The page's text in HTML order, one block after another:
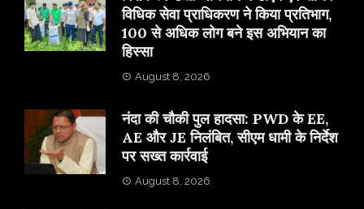
विधिक सेवा प्राधिकरण ने किया प्रतिभाग,
100 से अधिक लोग बने इस अभियान का
हिस्सा
August 8, 2026
नंदा की चौकी पुल हादसा: PWD के EE,
AE और JE निलंबित, सीएम धामी के निर्देश
पर सख्त कार्रवाई
August 8, 2026